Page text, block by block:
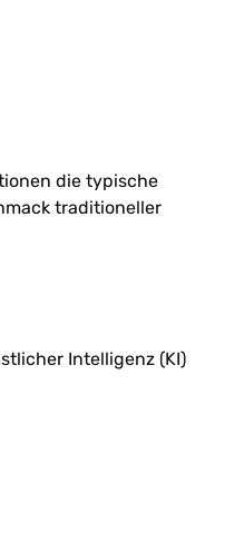
die typische
traditioneller
Intelligenz (KI)